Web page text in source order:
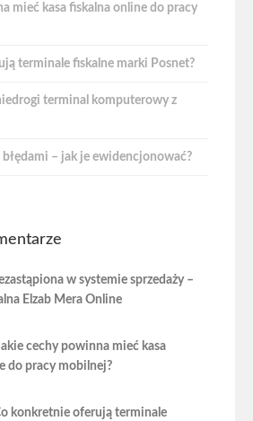
mieć kasa fiskalna online do pracy
terminale fiskalne marki Posnet?
terminal komputerowy z
błędami – jak je ewidencjonować?
w systemie sprzedaży –
Elzab Mera Online
cechy powinna mieć kasa
do pracy mobilnej?
konkretnie oferują terminale